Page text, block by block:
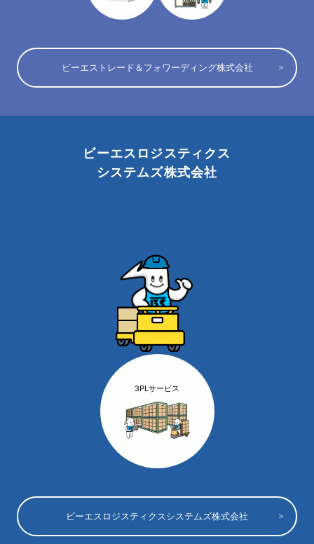
ビーエストレード＆フォワーディング株式会社
ビーエスロジスティクス
システムズ株式会社
3PLサービス
ビーエスロジスティクスシステムズ株式会社